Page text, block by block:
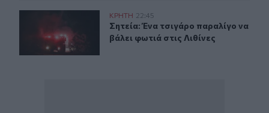
Σητεία: Ένα τσιγάρο παραλίγο να βάλει φωτιά στις
ΚΡΗΤΗ 22:45
Σητεία: Ένα τσιγάρο παραλίγο να
Σητεία: Ένα τσιγάρο παραλίγο να
βάλει φωτιά στις Λιθίνες